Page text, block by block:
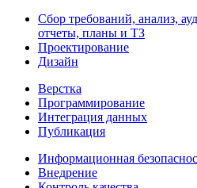
Сбор требований, анализ,
отчеты, планы и ТЗ
Проектирование
Дизайн
Верстка
Программирование
Интеграция данных
Публикация
Информационная
Внедрение